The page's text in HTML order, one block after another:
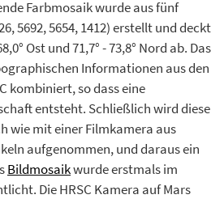
Farbmosaik wurde aus fünf
5692, 5654, 1412) erstellt und deckt
Ost und 71,7° - 73,8° Nord ab. Das
Informationen aus den
kombiniert, so dass eine
entsteht. Schließlich wird diese
wie mit einer Filmkamera aus
aufgenommen, und daraus ein
Bildmosaikwurde erstmals im
Die HRSC Kamera auf Mars